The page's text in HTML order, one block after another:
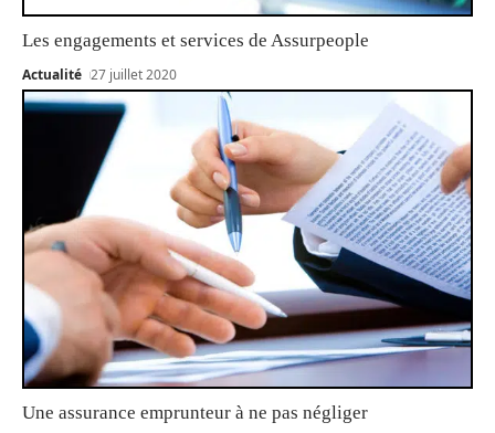
Les engagements et services de Assurpeople
Actualité 27 juillet 2020
Une assurance emprunteur à ne pas négliger